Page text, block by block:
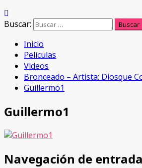
Buscar:
Inicio
Películas
Videos
Bronceado – Artista: Diosque
Guillermo1
Guillermo1
Navegación de